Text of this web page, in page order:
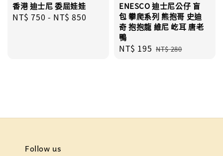
香港 迪士尼 委屈娃娃
Regular
NT$ 750 - NT$ 850
ENESCO 迪士尼公仔 盲
包 攀爬系列 熊抱哥 史迪
奇 抱抱龍 維尼 屹耳 唐老
鴨
Sale
NT$ 195 Regular
NT$ 280
Follow us